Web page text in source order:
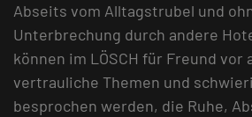
Abseits vom Alltagstrubel und
Unterbrechung durch andere
können im LÖSCH für Freund vor
vertrauliche Themen und
besprochen werden, die Ruhe,